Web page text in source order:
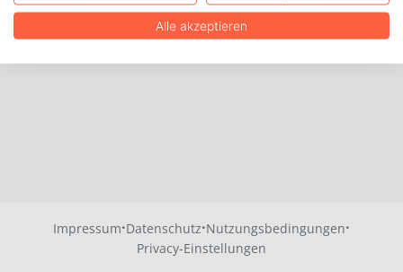
Impressum·Datenschutz·Nutzungsbedingungen·
Privacy-Einstellungen
Alle akzeptieren